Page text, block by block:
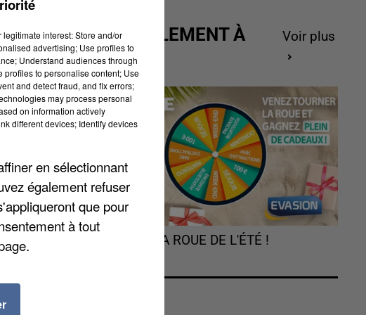
l'Etat
locale,
sert pour
des
Deux
remis
précise
au
ACTUELLEMENT À
GAGNER
Voir plus
TOURNEZ LA ROUE DE L'ÉTÉ !
interest: Store and/or
advertising; Use profiles to
Understand audiences through
profiles to personalise content; Use
and detect fraud, and fix errors;
may process personal
on information actively
different devices; Identify devices
en sélectionnant
également refuser
que pour
à tout